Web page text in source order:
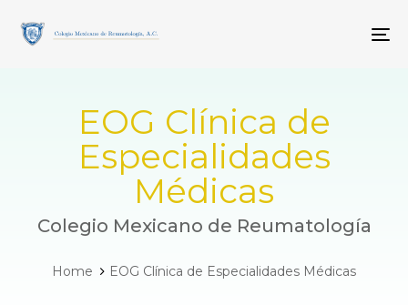
links
primary
EOG Clínica de
Especialidades
Médicas
Colegio Mexicano de Reumatología
Home EOG Clínica de Especialidades Médicas